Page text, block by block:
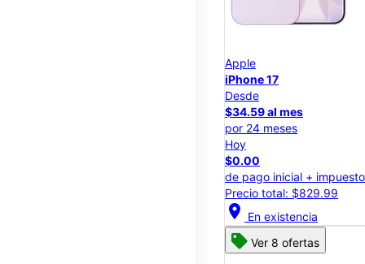
Apple
iPhone 17
Desde
$34.59 al mes
por 24 meses
Hoy
$0.00
de pago inicial +
Precio total: $829.99
location_on En existencia
Ver 8 ofertas